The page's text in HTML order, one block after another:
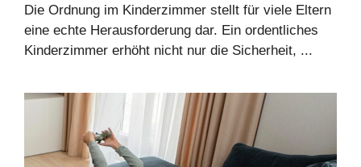
Die Ordnung im Kinderzimmer stellt für viele Eltern
eine echte Herausforderung dar. Ein ordentliches
Kinderzimmer erhöht nicht nur die Sicherheit, ...